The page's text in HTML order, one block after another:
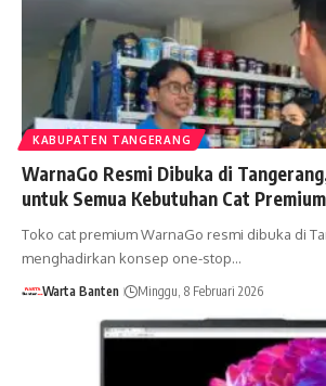
KABUPATEN TANGERANG
WarnaGo Resmi Dibuka di
untuk Semua Kebutuhan Cat Premium
Toko cat premium WarnaGo resmi dibuka di
menghadirkan konsep one-stop…
Warta Banten Minggu, 8 Februari 2026